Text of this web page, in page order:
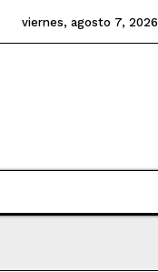
viernes, agosto 7, 2026